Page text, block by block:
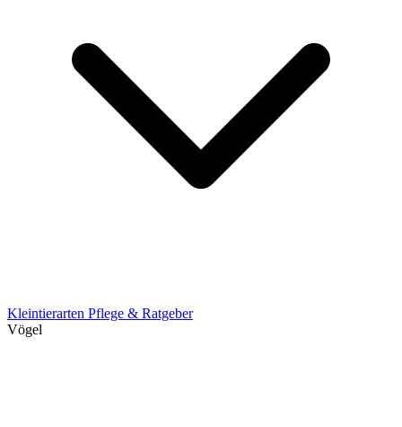
Kleintierarten Pflege & Ratgeber
Vögel